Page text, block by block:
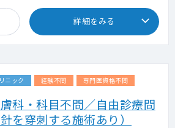
詳細をみる
ニック 経験不問 専門医資格不問
科・科目不問／自由診療問
を穿刺する施術あり）